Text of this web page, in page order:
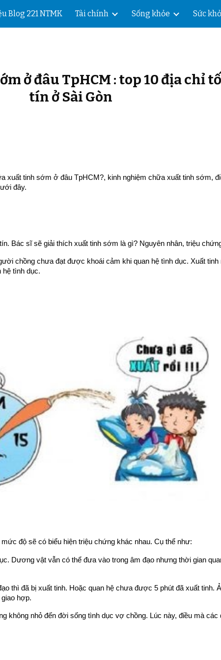
Skip to navigation
Blog 221 NTMK Tài chính Sống khỏe Sức
ở đâu TpHCM : top 10 địa chỉ
tín ở Sài Gòn
xuất tinh sớm ở đâu TpHCM?, kinh nghiệm chữa xuất tinh sớm,
đây.
Bác sĩ sẽ giải thích xuất tinh sớm là gì? Nguyên nhân, triệu
chồng chưa đạt được khoái cảm khi quan hệ tình dục. Xuất tinh
hệ tình dục.
độ sẽ có biểu hiện triệu chứng khác nhau. Cụ thể như:
Dương vật vẫn có thể đưa vào trong âm đạo nhưng thời gian
thì đã bị xuất tinh. Hoặc quan hệ chưa được 5 phút đã xuất tinh.
hợp.
không nhỏ đến đời sống tình dục vợ chồng. Lúc này, điều mà các